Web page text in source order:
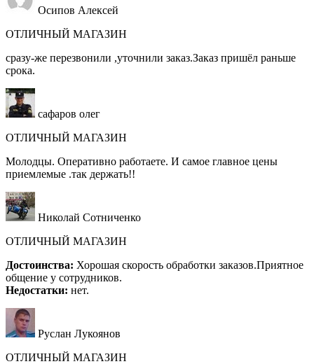
Осипов Алексей
ОТЛИЧНЫЙ МАГАЗИН
сразу-же перезвонили ,уточнили заказ.Заказ пришёл раньше
срока.
сафаров олег
ОТЛИЧНЫЙ МАГАЗИН
Молодцы. Оперативно работаете. И самое главное цены
приемлемые .так держать!!
Николай Сотниченко
ОТЛИЧНЫЙ МАГАЗИН
Достоинства: Хорошая скорость обработки заказов.Приятное
общение у сотрудников.
Недостатки: нет.
Руслан Лукоянов
ОТЛИЧНЫЙ МАГАЗИН